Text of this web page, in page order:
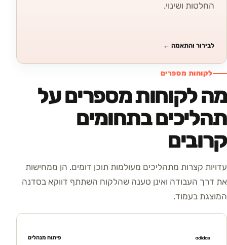
החלטות ושינוי.
לבירור והתאמה ←
לקוחות מספרים
מה לקוחות מספרים על
תהליכים בתחומים
קרובים
עדויות קצרות מתהליכים מעולמות תוכן דומים. הן ממחישות
את דרך העבודה ואינן טענה שהלקוח השתתף דווקא בסדנה
המוצגת בעמוד.
פיתוח מנהלים